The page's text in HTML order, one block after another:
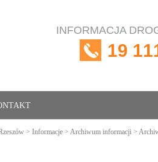
INFORMACJA
19
> Informacje > Archiwum informacji >